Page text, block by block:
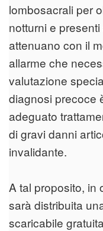
lombosacrali per
notturni e
attenuano con il
allarme che
valutazione
diagnosi precoce
adeguato
di gravi danni
invalidante.
A tal proposito, in
sarà distribuita
scaricabile